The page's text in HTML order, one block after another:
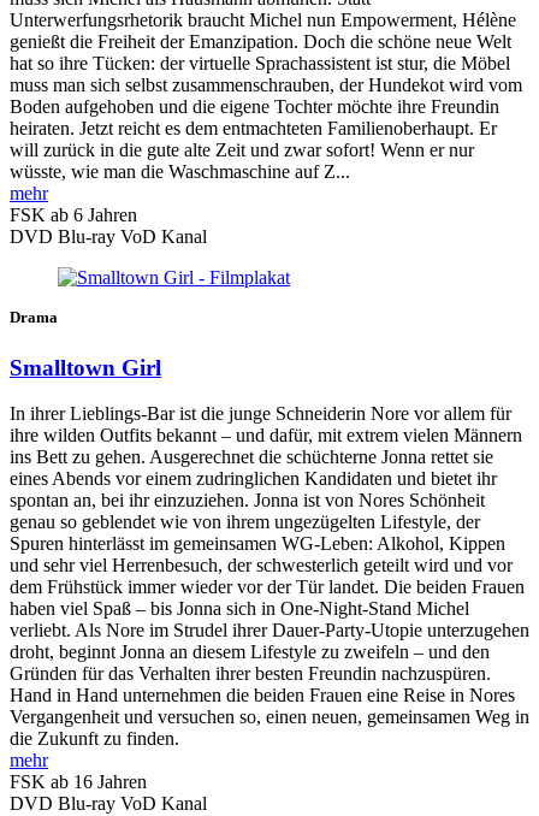
Unterwerfungsrhetorik braucht Michel nun Empowerment, Hélène
genießt die Freiheit der Emanzipation. Doch die schöne neue Welt
hat so ihre Tücken: der virtuelle Sprachassistent ist stur, die Möbel
muss man sich selbst zusammenschrauben, der Hundekot wird vom
Boden aufgehoben und die eigene Tochter möchte ihre Freundin
heiraten. Jetzt reicht es dem entmachteten Familienoberhaupt. Er
will zurück in die gute alte Zeit und zwar sofort! Wenn er nur
wüsste, wie man die Waschmaschine auf Z...
mehr
FSK ab 6 Jahren
DVD Blu-ray VoD Kanal
Drama
Smalltown Girl
In ihrer Lieblings-Bar ist die junge Schneiderin Nore vor allem für
ihre wilden Outfits bekannt – und dafür, mit extrem vielen Männern
ins Bett zu gehen. Ausgerechnet die schüchterne Jonna rettet sie
eines Abends vor einem zudringlichen Kandidaten und bietet ihr
spontan an, bei ihr einzuziehen. Jonna ist von Nores Schönheit
genau so geblendet wie von ihrem ungezügelten Lifestyle, der
Spuren hinterlässt im gemeinsamen WG-Leben: Alkohol, Kippen
und sehr viel Herrenbesuch, der schwesterlich geteilt wird und vor
dem Frühstück immer wieder vor der Tür landet. Die beiden Frauen
haben viel Spaß – bis Jonna sich in One-Night-Stand Michel
verliebt. Als Nore im Strudel ihrer Dauer-Party-Utopie unterzugehen
droht, beginnt Jonna an diesem Lifestyle zu zweifeln – und den
Gründen für das Verhalten ihrer besten Freundin nachzuspüren.
Hand in Hand unternehmen die beiden Frauen eine Reise in Nores
Vergangenheit und versuchen so, einen neuen, gemeinsamen Weg in
die Zukunft zu finden.
mehr
FSK ab 16 Jahren
DVD Blu-ray VoD Kanal